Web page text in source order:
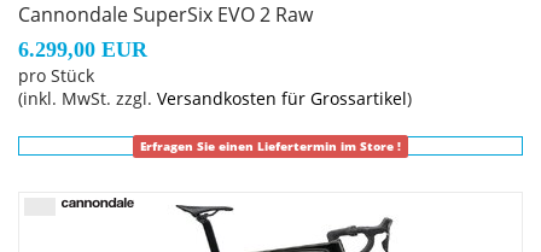
Cannondale SuperSix EVO 2 Raw
6.299,00 EUR
pro Stück
(inkl. MwSt. zzgl. Versandkosten für Grossartikel)
Erfragen Sie einen Liefertermin im Store !